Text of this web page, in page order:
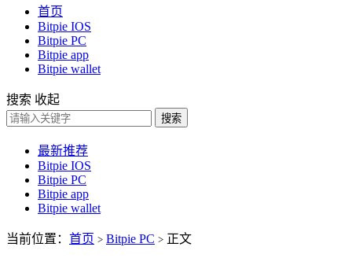
首页
Bitpie IOS
Bitpie PC
Bitpie app
Bitpie wallet
搜索 收起
搜索
最新推荐
Bitpie IOS
Bitpie PC
Bitpie app
Bitpie wallet
当前位置： 首页 > Bitpie PC > 正文